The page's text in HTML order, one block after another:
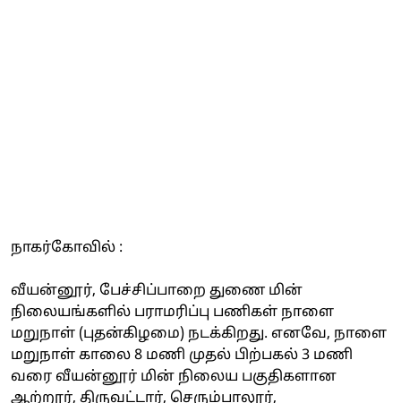
நாகர்கோவில் :
வீயன்னூர், பேச்சிப்பாறை துணை மின்
நிலையங்களில் பராமரிப்பு பணிகள் நாளை
மறுநாள் (புதன்கிழமை) நடக்கிறது. எனவே, நாளை
மறுநாள் காலை 8 மணி முதல் பிற்பகல் 3 மணி
வரை வீயன்னூர் மின் நிலைய பகுதிகளான
ஆற்றூர், திருவட்டார், செரும்பாலூர்,